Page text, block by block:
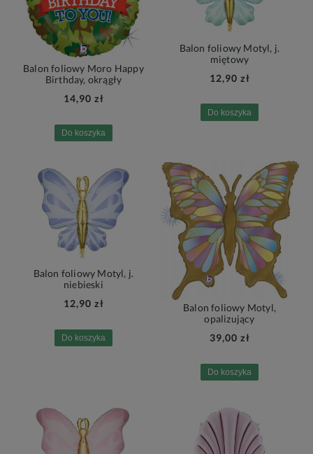
Balon foliowy Moro Happy
Birthday, okrągły
14,90 zł
Do koszyka
Balon foliowy Motyl, j.
miętowy
12,90 zł
Do koszyka
Balon foliowy Motyl, j.
niebieski
12,90 zł
Do koszyka
Balon foliowy Motyl,
opalizujący
39,00 zł
Do koszyka